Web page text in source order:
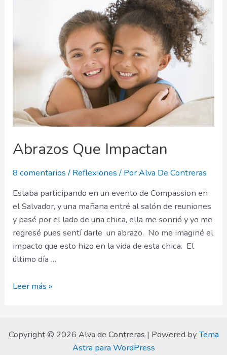
Abrazos Que Impactan
8 comentarios / Reflexiones/ PorAlva De Contreras
Estaba participando en un evento de Compassion en
el Salvador, y una mañana entré al salón de reuniones
y pasé por el lado de una chica, ella me sonrió y yo me
regresé pues sentí darle un abrazo. No me imaginé el
impacto que esto hizo en la vida de esta chica. El
último día …
Abrazos
Leer más »
Copyright © 2026 Alva de Contreras | Powered byTema
Astra para WordPress